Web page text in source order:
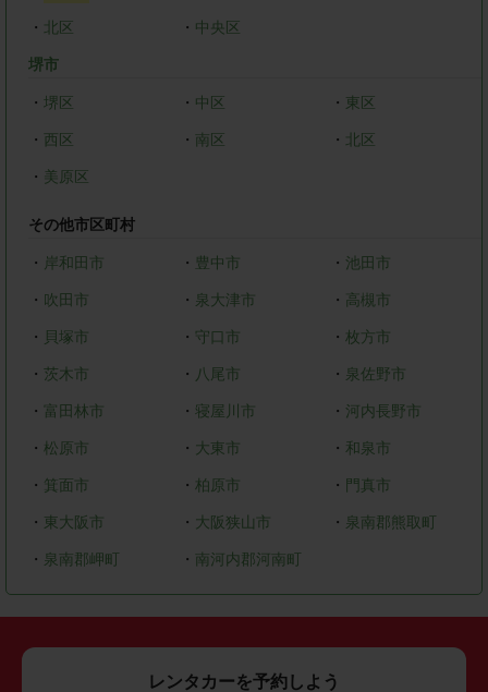
・ 北区 ・ 中央区
堺市
・ 堺区 ・ 中区 ・ 東区
・ 西区 ・ 南区 ・ 北区
・ 美原区
その他市区町村
・ 岸和田市 ・ 豊中市 ・ 池田市
・ 吹田市 ・ 泉大津市 ・ 高槻市
・ 貝塚市 ・ 守口市 ・枚方市
・ 茨木市 ・ 八尾市 ・ 泉佐野市
・ 富田林市 ・ 寝屋川市 ・ 河内長野市
・ 松原市 ・ 大東市 ・ 和泉市
・ 箕面市 ・ 柏原市 ・ 門真市
・ 東大阪市 ・ 大阪狭山市 ・ 泉南郡熊取町
・ 泉南郡岬町 ・ 南河内郡河南町
レンタカーを予約しよう